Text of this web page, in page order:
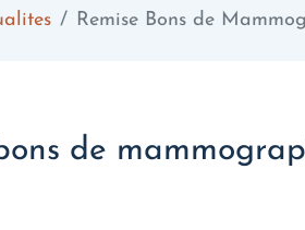
Remise Bons de
de